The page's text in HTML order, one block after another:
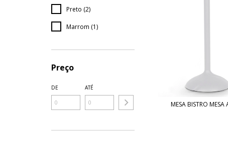
Preto (2)
Marrom (1)
Preço
DE ATÉ
MESA BISTRO MESA